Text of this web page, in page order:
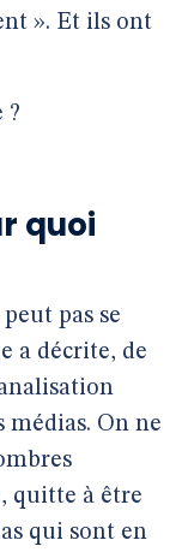
». Et ils ont
?
quoi
pas se
a décrite, de
médias. On ne
quitte à être
qui sont en